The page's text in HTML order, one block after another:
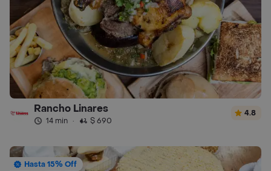
Rancho Linares
14 min · $ 690
4.8
Hasta 15% Off